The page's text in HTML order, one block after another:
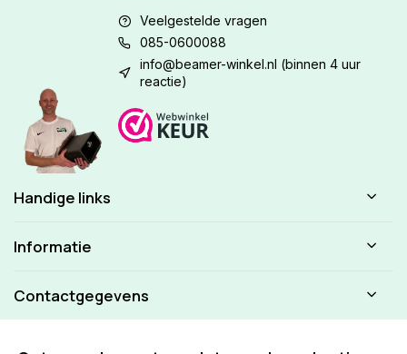
Veelgestelde vragen
085-0600088
info@beamer-winkel.nl (binnen 4 uur
reactie)
Handige links
Informatie
Contactgegevens